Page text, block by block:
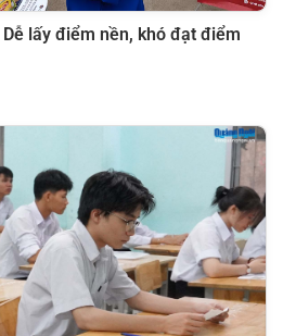
lấy điểm nền, khó đạt điểm